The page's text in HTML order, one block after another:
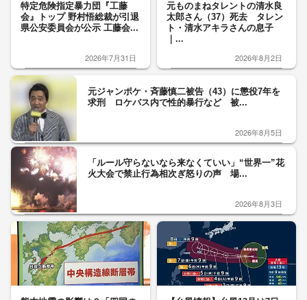
特定危険指定暴力団『工藤
会』トップ 野村悟総裁が引退
県公安委員会が公示 工藤会...
2026年7月31日
元ものまねタレントの清水良
太郎さん（37）死去 タレン
ト・清水アキラさんの息子
｜...
2026年8月2日
元ジャンポケ・斉藤慎二被告（43）に懲役7年を
求刑 ロケバス内で性的暴行など 被...
2026年8月5日
「ルール守らないなら来なくていい」“世界一”花
火大会で禁止行為相次ぎ怒りの声 場...
2026年8月3日